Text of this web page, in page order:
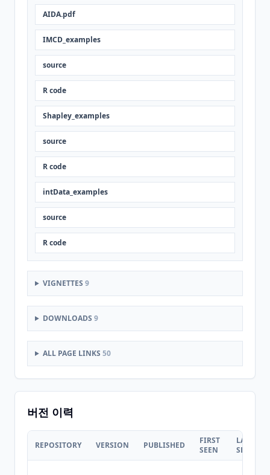
AIDA.pdf
IMCD_examples
source
R code
Shapley_examples
source
R code
intData_examples
source
R code
VIGNETTES 9
DOWNLOADS 9
ALL PAGE LINKS 50
버전 이력
REPOSITORY VERSION PUBLISHED
FIRST
SEEN
LAST
SEEN